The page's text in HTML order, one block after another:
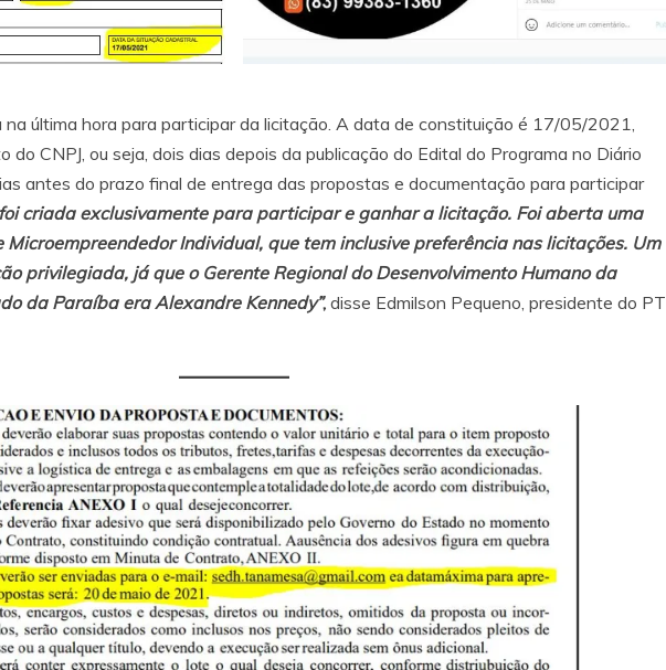
última hora para participar da licitação. A data de constituição é 17/05/2021,
do CNPJ, ou seja, dois dias depois da publicação do Edital do Programa no Diário
antes do prazo final de entrega das propostas e documentação para participar
foi criada exclusivamente para participar e ganhar a licitação. Foi aberta uma
Individual, que tem inclusive preferência nas licitações. Um
privilegiada, já que o Gerente Regional do Desenvolvimento Humano da
da Paraíba era Alexandre Kennedy”, disse Edmilson Pequeno, presidente do PT